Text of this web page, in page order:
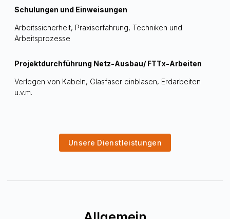
Schulungen und Einweisungen
Arbeitssicherheit, Praxiserfahrung, Techniken und
Arbeitsprozesse
Projektdurchführung Netz-Ausbau/ FTTx-Arbeiten
Verlegen von Kabeln, Glasfaser einblasen, Erdarbeiten
u.v.m.
Unsere Dienstleistungen